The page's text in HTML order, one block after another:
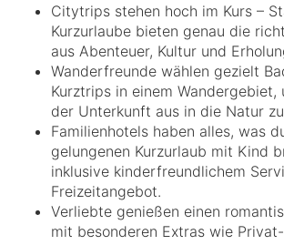
Citytrips stehen hoch im Kurs –
Kurzurlaube bieten genau die
aus Abenteuer, Kultur und
Wanderfreunde wählen gezielt
Kurztrips in einem Wandergebiet,
der Unterkunft aus in die Natur
Familienhotels haben alles, was
gelungenen Kurzurlaub mit Kind
inklusive kinderfreundlichem
Freizeitangebot.
Verliebte genießen einen
mit besonderen Extras wie